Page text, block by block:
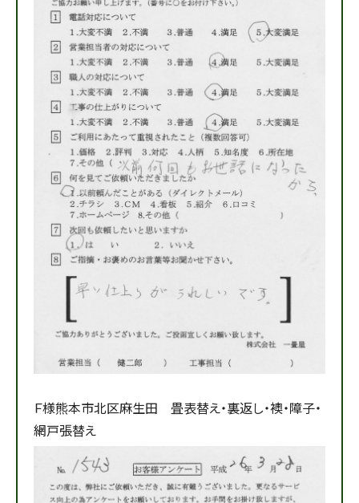
Ｆ様熊本市北区麻生田 畳表替え・裏返し・襖・障子・
網戸張替え